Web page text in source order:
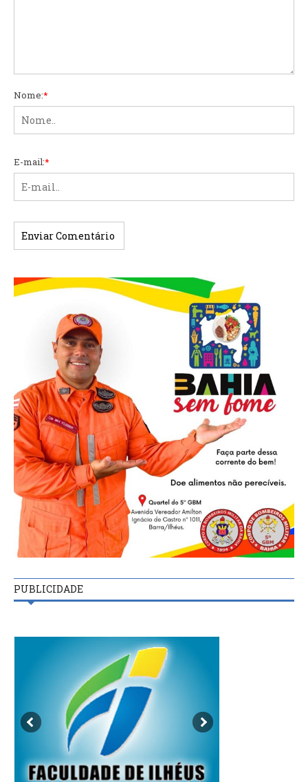
Nome:*
E-mail:*
PUBLICIDADE